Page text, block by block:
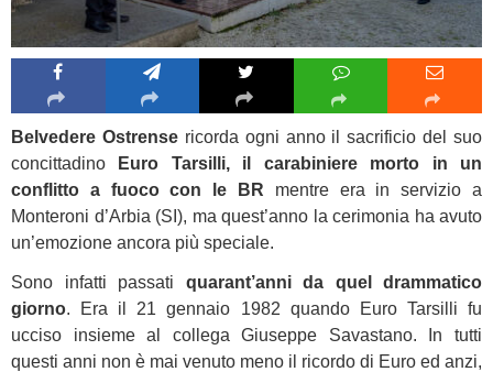
Belvedere Ostrensericorda ogni anno il sacrificio del suo
concittadino
Euro Tarsilli, il carabiniere morto in un
conflitto a fuoco con le BR mentre era in servizio a
Monteroni d’Arbia (SI), ma quest’anno la cerimonia ha avuto
un’emozione ancora più speciale.
Sono infatti passati quarant’anni da quel drammatico
giorno. Era il 21 gennaio 1982 quando Euro Tarsilli fu
ucciso insieme al collega Giuseppe Savastano. In tutti
questi anni non è mai venuto meno il ricordo di Euro ed anzi,